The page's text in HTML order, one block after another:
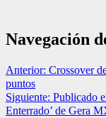
Navegación
Anterior: Crossover
puntos
Siguiente: Publicado
Enterrado’ de Gera